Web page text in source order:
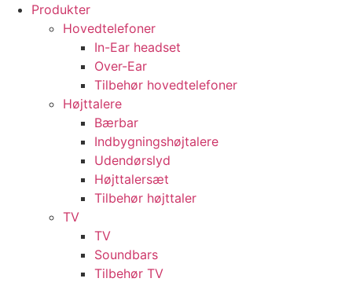
VidereProdukter
Hovedtelefoner
In-Ear headset
Over-Ear
Tilbehør hovedtelefoner
Højttalere
Bærbar
Indbygningshøjtalere
Udendørslyd
Højttalersæt
Tilbehør højttaler
TV
TV
Soundbars
Tilbehør TV